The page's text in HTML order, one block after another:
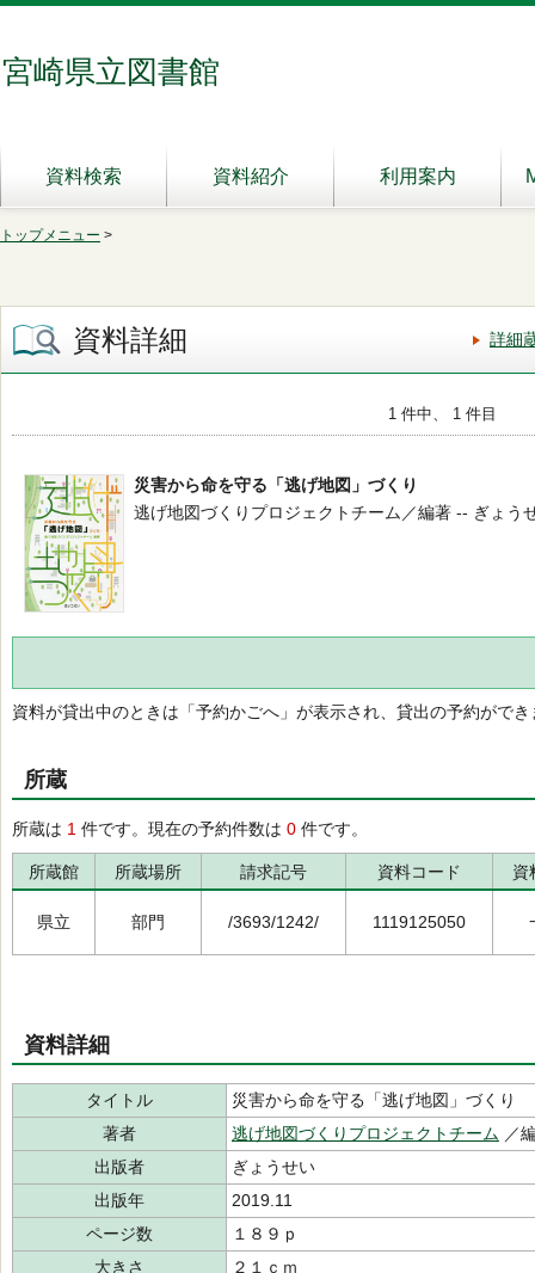
宮崎県立図書館
資料検索 資料紹介 利用案内
トップメニュー >
資料詳細 詳細
1 件中、 1 件目
災害から命を守る「逃げ地図」づくり
逃げ地図づくりプロジェクトチーム／編著 -- ぎょう
資料が貸出中のときは「予約かごへ」が表示され、貸出の予約ができ
所蔵
所蔵は 1 件です。現在の予約件数は 0 件です。
所蔵館 所蔵場所 請求記号 資料コード 資
県立 部門 /3693/1242/ 1119125050
資料詳細
タイトル
災害から命を守る「逃げ地図」づくり
著者
逃げ地図づくりプロジェクトチーム ／
出版者
ぎょうせい
出版年
2019.11
ページ数
１８９ｐ
大きさ
２１ｃｍ